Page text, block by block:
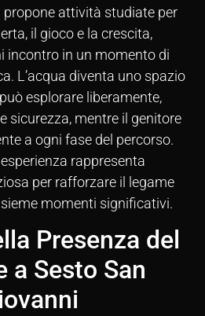
propone attività studiate per
il gioco e la crescita,
incontro in un momento di
L’acqua diventa uno spazio
esplorare liberamente,
sicurezza, mentre il genitore
a ogni fase del percorso.
rappresenta
per rafforzare il legame
momenti significativi.
Presenza del
a Sesto San